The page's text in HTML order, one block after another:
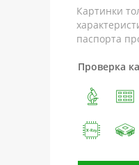
Картинки
паспорта
Проверка